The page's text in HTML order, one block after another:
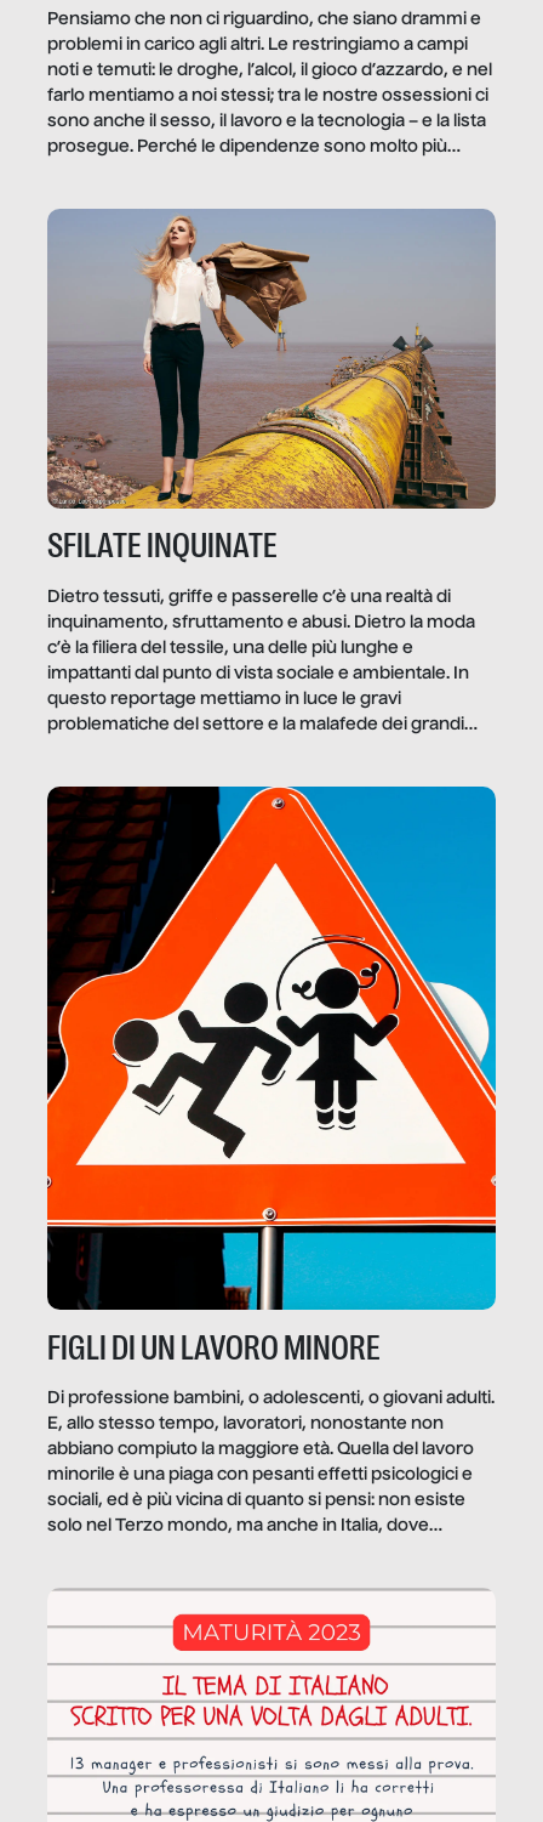
Pensiamo che non ci riguardino, che siano drammi e
problemi in carico agli altri. Le restringiamo a campi
noti e temuti: le droghe, l’alcol, il gioco d’azzardo, e nel
farlo mentiamo a noi stessi; tra le nostre ossessioni ci
sono anche il sesso, il lavoro e la tecnologia – e la lista
prosegue. Perché le dipendenze sono molto più
trae un guadagno. In questo reportage vediamo
quale e come.
SFILATE INQUINATE
Dietro tessuti, griffe e passerelle c’è una realtà di
inquinamento, sfruttamento e abusi. Dietro la moda
c’è la filiera del tessile, una delle più lunghe e
impattanti dal punto di vista sociale e ambientale. In
questo reportage mettiamo in luce le gravi
problematiche del settore e la malafede dei grandi
FIGLI DI UN LAVORO MINORE
Di professione bambini, o adolescenti, o giovani adulti.
E, allo stesso tempo, lavoratori, nonostante non
abbiano compiuto la maggiore età. Quella del lavoro
minorile è una piaga con pesanti effetti psicologici e
sociali, ed è più vicina di quanto si pensi: non esiste
solo nel Terzo mondo, ma anche in Italia, dove